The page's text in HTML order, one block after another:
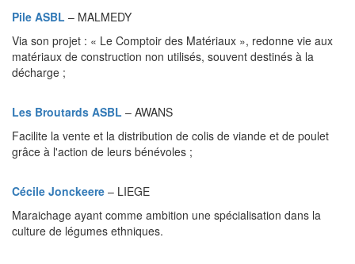
Pile ASBL – MALMEDY
Via son projet : « Le Comptoir des Matériaux », redonne vie aux
matériaux de construction non utilisés, souvent destinés à la
décharge ;
Les Broutards ASBL – AWANS
Facilite la vente et la distribution de colis de viande et de poulet
grâce à l'action de leurs bénévoles ;
Cécile Jonckeere – LIEGE
Maraichage ayant comme ambition une spécialisation dans la
culture de légumes ethniques.